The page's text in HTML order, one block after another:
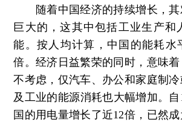
随着中国经济的持续增长，其
巨大的，这其中包括工业生产和
能。按人均计算，中国的能耗水
倍。经济日益繁荣的同时，意味
不考虑，仅汽车、办公和家庭制
及工业的能源消耗也大幅增加。自
国的用电量增长了近12倍，已然